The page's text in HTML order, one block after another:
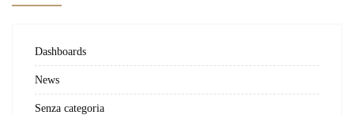
Dashboards
News
Senza categoria